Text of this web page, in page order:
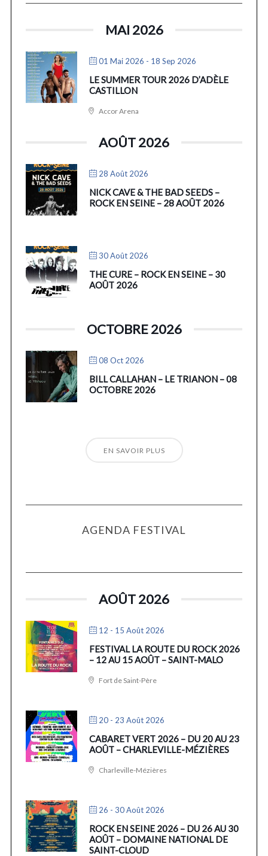
MAI 2026
01 Mai 2026 - 18 Sep 2026
LE SUMMER TOUR 2026 D’ADÈLE
CASTILLON
Accor Arena
AOÛT 2026
28 Août 2026
NICK CAVE & THE BAD SEEDS –
ROCK EN SEINE – 28 AOÛT 2026
30 Août 2026
THE CURE – ROCK EN SEINE – 30
AOÛT 2026
OCTOBRE 2026
08 Oct 2026
BILL CALLAHAN – LE TRIANON – 08
OCTOBRE 2026
EN SAVOIR PLUS
AGENDA FESTIVAL
AOÛT 2026
12 - 15 Août 2026
FESTIVAL LA ROUTE DU ROCK 2026
– 12 AU 15 AOÛT – SAINT-MALO
Fort de Saint-Père
20 - 23 Août 2026
CABARET VERT 2026 – DU 20 AU 23
AOÛT – CHARLEVILLE-MÉZIÈRES
Charleville-Mézières
26 - 30 Août 2026
ROCK EN SEINE 2026 – DU 26 AU 30
AOÛT – DOMAINE NATIONAL DE
SAINT-CLOUD